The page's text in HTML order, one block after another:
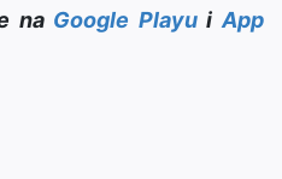
na Google PlayuiApp